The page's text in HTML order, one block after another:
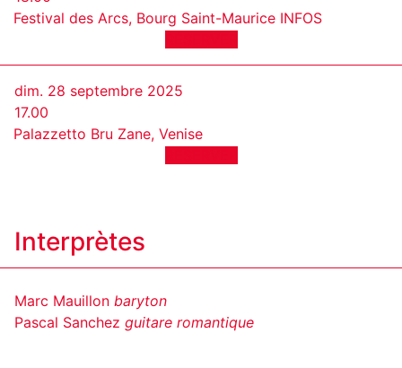
Festival des Arcs, Bourg Saint-Maurice INFOS
dim. 28 septembre 2025
17.00
Palazzetto Bru Zane, Venise
Interprètes
Marc Mauillon baryton
Pascal Sanchez guitare romantique